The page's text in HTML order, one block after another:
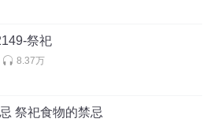
祭祀
8.37万
祭祀食物的禁忌